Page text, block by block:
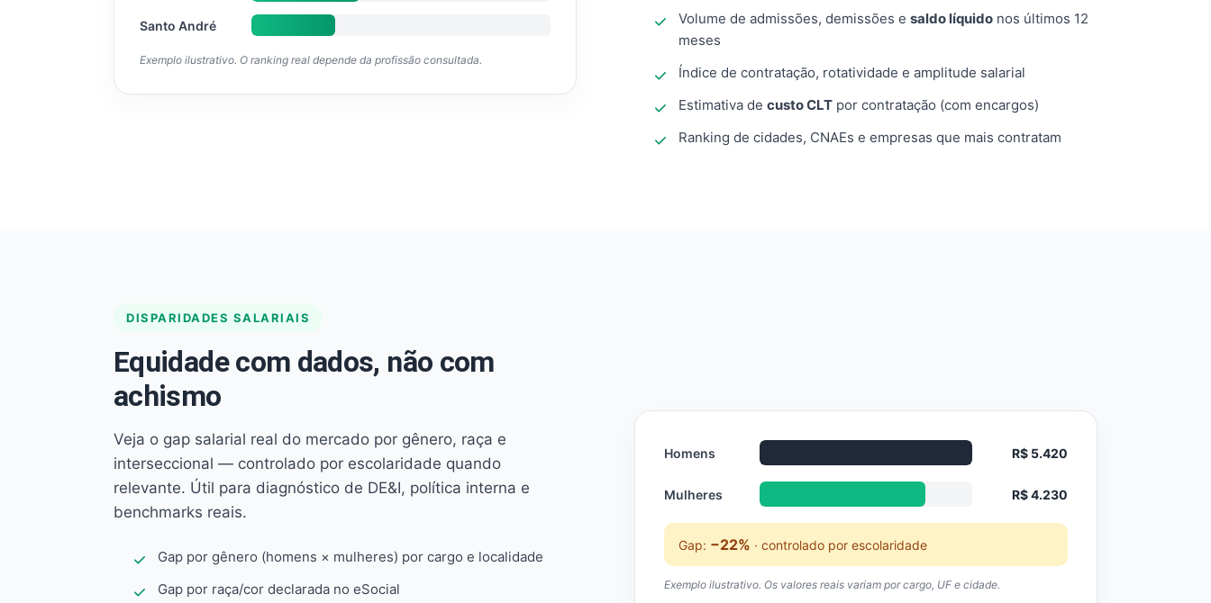
Volume de admissões, demissões e saldo líquido nos últimos 12
meses
Índice de contratação, rotatividade e amplitude salarial
Estimativa de custo CLT por contratação (com encargos)
Ranking de cidades, CNAEs e empresas que mais contratam
Santo André
Exemplo ilustrativo. O ranking real depende da profissão consultada.
DISPARIDADES SALARIAIS
Equidade com dados, não com
achismo
Veja o gap salarial real do mercado por gênero, raça e
interseccional — controlado por escolaridade quando
relevante. Útil para diagnóstico de DE&I, política interna e
benchmarks reais.
Gap por gênero (homens × mulheres) por cargo e localidade
Gap por raça/cor declarada no eSocial
Homens R$ 5.420
Mulheres R$ 4.230
Gap: −22% · controlado por escolaridade
Exemplo ilustrativo. Os valores reais variam por cargo, UF e cidade.